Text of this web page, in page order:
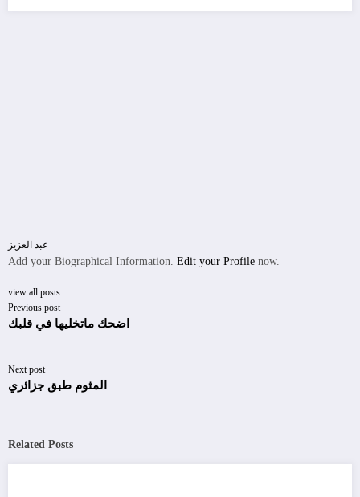
عبد العزيز
Add your Biographical Information. Edit your Profile now.
view all posts
Previous post
اضحك ماتخليها في قلبك
Next post
المثوم طبق جزائري
Related Posts